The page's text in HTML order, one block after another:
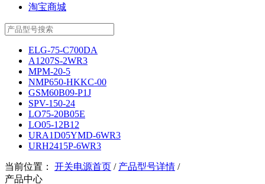
淘宝商城
ELG-75-C700DA
A1207S-2WR3
MPM-20-5
NMP650-HKKC-00
GSM60B09-P1J
SPV-150-24
LO75-20B05E
LO05-12B12
URA1D05YMD-6WR3
URH2415P-6WR3
当前位置： 开关电源首页 / 产品型号详情 /
产品中心